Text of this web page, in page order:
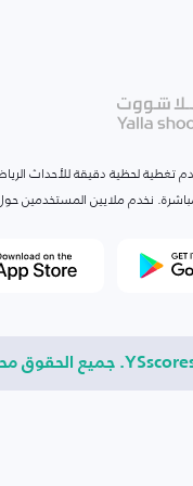
تغطية لحظية دقيقة للأحداث
نخدم ملايين المستخدمين